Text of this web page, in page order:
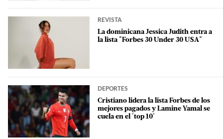
REVISTA
La dominicana Jessica Judith entra a
la lista "Forbes 30 Under 30 USA"
DEPORTES
Cristiano lidera la lista Forbes de los
mejores pagados y Lamine Yamal se
cuela en el 'top 10'